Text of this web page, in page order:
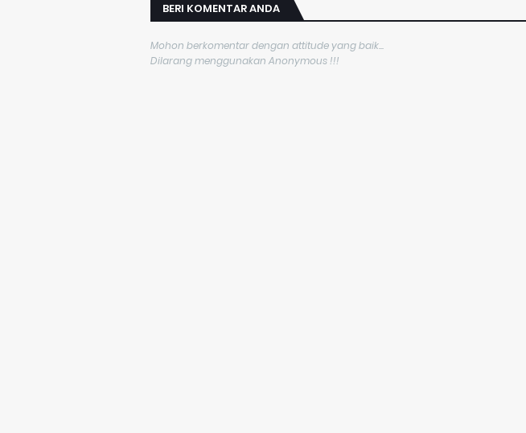
BERI KOMENTAR ANDA
Mohon berkomentar dengan attitude yang baik...
Dilarang menggunakan Anonymous !!!